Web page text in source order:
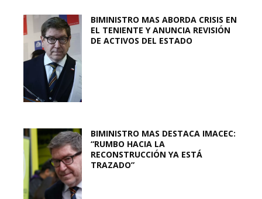
BIMINISTRO MAS ABORDA CRISIS EN
EL TENIENTE Y ANUNCIA REVISIÓN
DE ACTIVOS DEL ESTADO
BIMINISTRO MAS DESTACA IMACEC:
“RUMBO HACIA LA
RECONSTRUCCIÓN YA ESTÁ
TRAZADO”